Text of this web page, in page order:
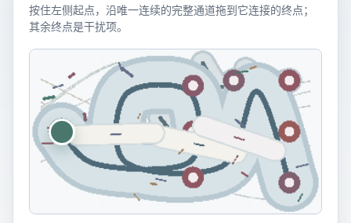
按住左侧起点，沿唯一连续的完整通道拖到它连接的终点；
其余终点是干扰项。